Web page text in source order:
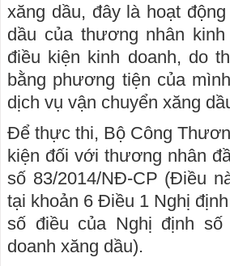
xăng dầu, đây là hoạt
dầu của thương nhân
điều kiện kinh doanh, do
bằng phương tiện của
dịch vụ vận chuyển xăng
Để thực thi, Bộ Công
kiện đối với thương nhân
số 83/2014/NĐ-CP (Điều
tại khoản 6 Điều 1 Nghị
số điều của Nghị định số
doanh xăng dầu).